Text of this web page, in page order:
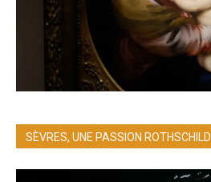
SÈVRES, UNE PASSION ROTHSCHILD